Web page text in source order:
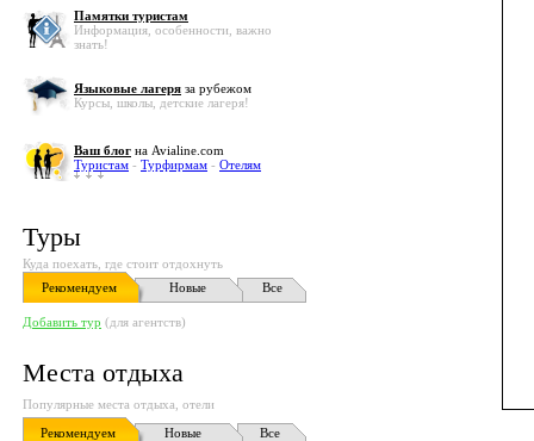
Памятки туристам
Информация, особенности, важно
знать!
Языковые лагеря за рубежом
Курсы, школы, детские лагеря!
Ваш блог на Avialine.com
Туристам - Турфирмам - Отелям
Туры
Куда поехать, где стоит отдохнуть
Рекомендуем
Новые Все
Добавить тур (для агентств)
Места отдыха
Популярные места отдыха, отели
Рекомендуем
Новые
Все